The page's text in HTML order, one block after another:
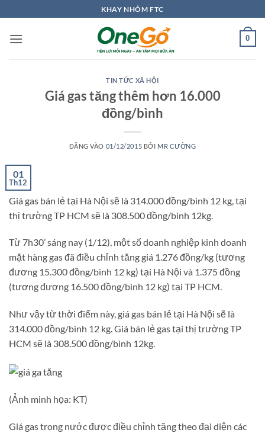
qua
nội
KHAY NHÔM FTC
0
TIN TỨC XÃ HỘI
Giá gas tăng thêm hơn 16.000
đồng/bình
ĐĂNG VÀO 01/12/2015 BỞI MR CƯỜNG
01
Th12
Giá gas bán lẻ tại Hà Nội sẽ là 314.000 đồng/bình 12 kg, tại
thị trường TP HCM sẽ là 308.500 đồng/bình 12kg.
Từ 7h30’ sáng nay (1/12), một số doanh nghiệp kinh doanh
mặt hàng gas đã điều chỉnh tăng giá 1.276 đồng/kg (tương
đương 15.300 đồng/bình 12 kg) tại Hà Nội và 1.375 đồng
(tương đương 16.500 đồng/bình 12 kg) tại TP HCM.
Như vậy từ thời điểm này, giá gas bán lẻ tại Hà Nội sẽ là
314.000 đồng/bình 12 kg. Giá bán lẻ gas tại thị trường TP
HCM sẽ là 308.500 đồng/bình 12kg.
(Ảnh minh họa: KT)
Giá gas trong nước được điều chỉnh tăng theo đại diện các